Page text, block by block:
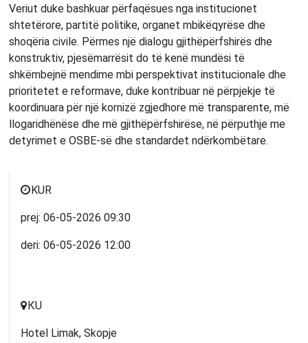
Veriut duke bashkuar përfaqësues nga institucionet
shtetërore, partitë politike, organet mbikëqyrëse dhe
shoqëria civile. Përmes një dialogu gjithëpërfshirës dhe
konstruktiv, pjesëmarrësit do të kenë mundësi të
shkëmbejnë mendime mbi perspektivat institucionale dhe
prioritetet e reformave, duke kontribuar në përpjekje të
koordinuara për një kornizë zgjedhore më transparente, më
llogaridhënëse dhe më gjithëpërfshirëse, në përputhje me
detyrimet e OSBE-së dhe standardet ndërkombëtare.
KUR
prej:06-05-202609:30
deri:06-05-2026 12:00
КU
Hotel Limak, Skopje